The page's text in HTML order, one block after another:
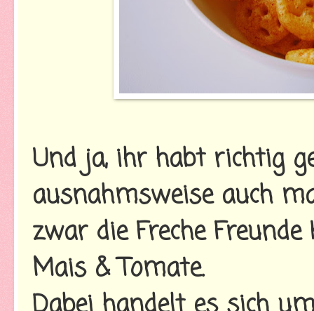
Und ja, ihr habt richtig
ausnahmsweise auch
zwar die Freche
Mais & Tomate.